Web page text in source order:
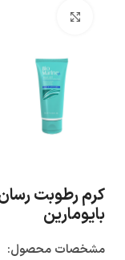
بایومارین
مشخصات محصول: